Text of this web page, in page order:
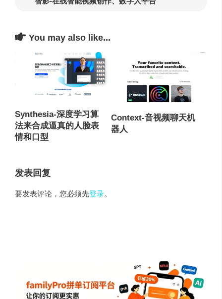
You may also like...
Synthesia-深度学习算
法来合成逼真的人脸表
情和口型
Context-音视频聊天机
器人
发表回复
要发表评论，您必须先登录。